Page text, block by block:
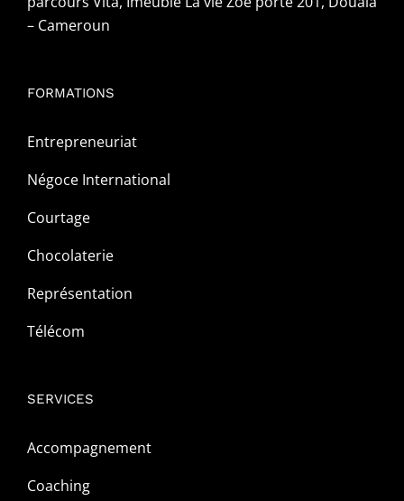
– Cameroun
FORMATIONS
Entrepreneuriat
Négoce International
Courtage
Chocolaterie
Représentation
Télécom
SERVICES
Accompagnement
Coaching